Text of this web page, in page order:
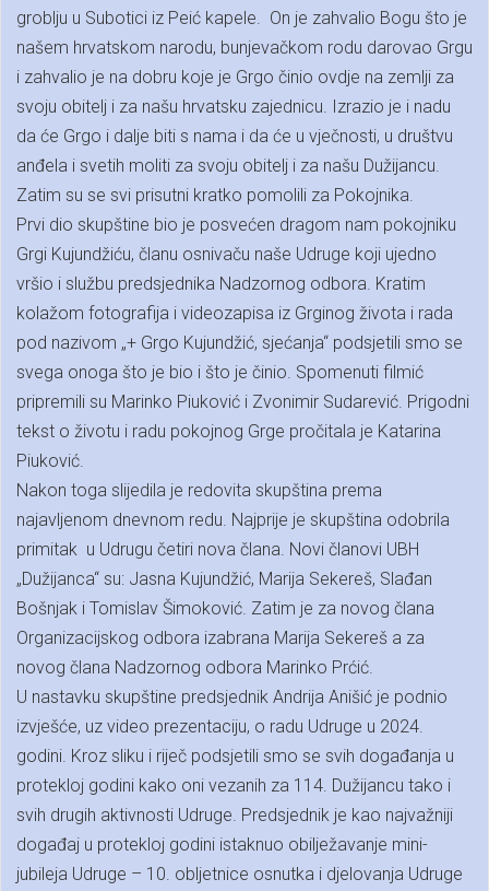
groblju u Subotici iz Peić kapele. On je zahvalio Bogu što je
našem hrvatskom narodu, bunjevačkom rodu darovao Grgu
i zahvalio je na dobru koje je Grgo činio ovdje na zemlji za
svoju obitelj i za našu hrvatsku zajednicu. Izrazio je i nadu
da će Grgo i dalje biti s nama i da će u vječnosti, u društvu
anđela i svetih moliti za svoju obitelj i za našu Dužijancu.
Zatim su se svi prisutni kratko pomolili za Pokojnika.
Prvi dio skupštine bio je posvećen dragom nam pokojniku
Grgi Kujundžiću, članu osnivaču naše Udruge koji ujedno
vršio i službu predsjednika Nadzornog odbora. Kratim
kolažom fotografija i videozapisa iz Grginog života i rada
pod nazivom „+ Grgo Kujundžić, sjećanja“ podsjetili smo se
svega onoga što je bio i što je činio. Spomenuti filmić
pripremili su Marinko Piuković i Zvonimir Sudarević. Prigodni
tekst o životu i radu pokojnog Grge pročitala je Katarina
Piuković.
Nakon toga slijedila je redovita skupština prema
najavljenom dnevnom redu. Najprije je skupština odobrila
primitak u Udrugu četiri nova člana. Novi članovi UBH
„Dužijanca“ su: Jasna Kujundžić, Marija Sekereš, Slađan
Bošnjak i Tomislav Šimoković. Zatim je za novog člana
Organizacijskog odbora izabrana Marija Sekereš a za
novog člana Nadzornog odbora Marinko Prćić.
U nastavku skupštine predsjednik Andrija Anišić je podnio
izvješće, uz video prezentaciju, o radu Udruge u 2024.
godini. Kroz sliku i riječ podsjetili smo se svih događanja u
protekloj godini kako oni vezanih za 114. Dužijancu tako i
svih drugih aktivnosti Udruge. Predsjednik je kao najvažniji
događaj u protekloj godini istaknuo obilježavanje mini-
jubileja Udruge – 10. obljetnice osnutka i djelovanja Udruge